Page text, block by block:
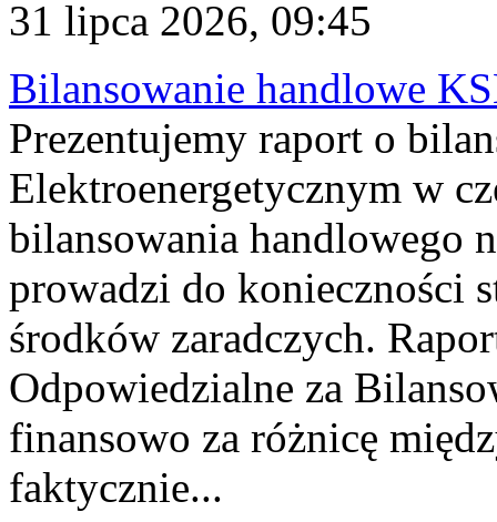
31 lipca 2026, 09:45
Bilansowanie handlowe
Prezentujemy raport o
Elektroenergetycznym w
bilansowania handlowego
prowadzi do konieczności
środków zaradczych.
Odpowiedzialne za
finansowo za różnicę
faktycznie...